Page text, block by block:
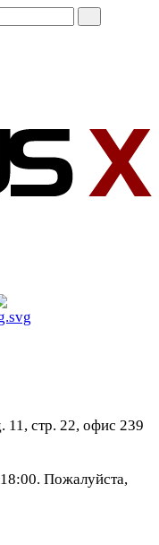
11, стр. 22, офис 239
Пожалуйста,